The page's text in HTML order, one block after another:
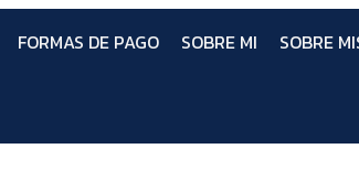
FORMAS DE PAGO SOBRE MI SOBRE